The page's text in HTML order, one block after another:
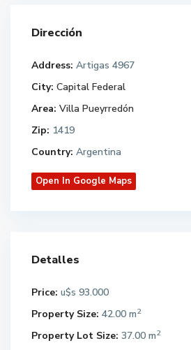
Dirección
Address: Artigas 4967
City: Capital Federal
Area: Villa Pueyrredón
Zip: 1419
Country: Argentina
Open In Google Maps
Detalles
Price: u$s 93.000
Property Size: 42.00 m2
Property Lot Size: 37.00 m2